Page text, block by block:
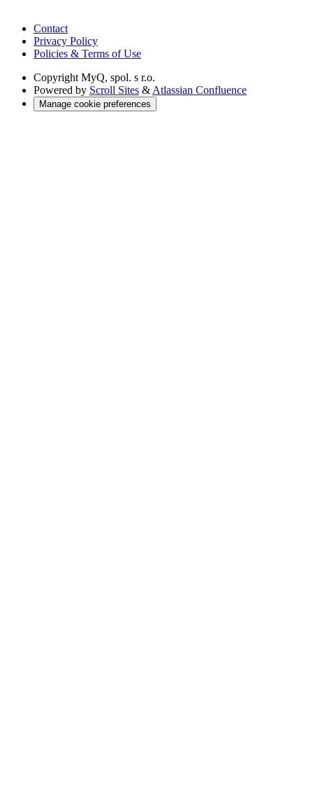
Contact
Privacy Policy
Policies & Terms of Use
Copyright MyQ, spol. s r.o.
Powered by Scroll Sites & Atlassian Confluence
Manage cookie preferences